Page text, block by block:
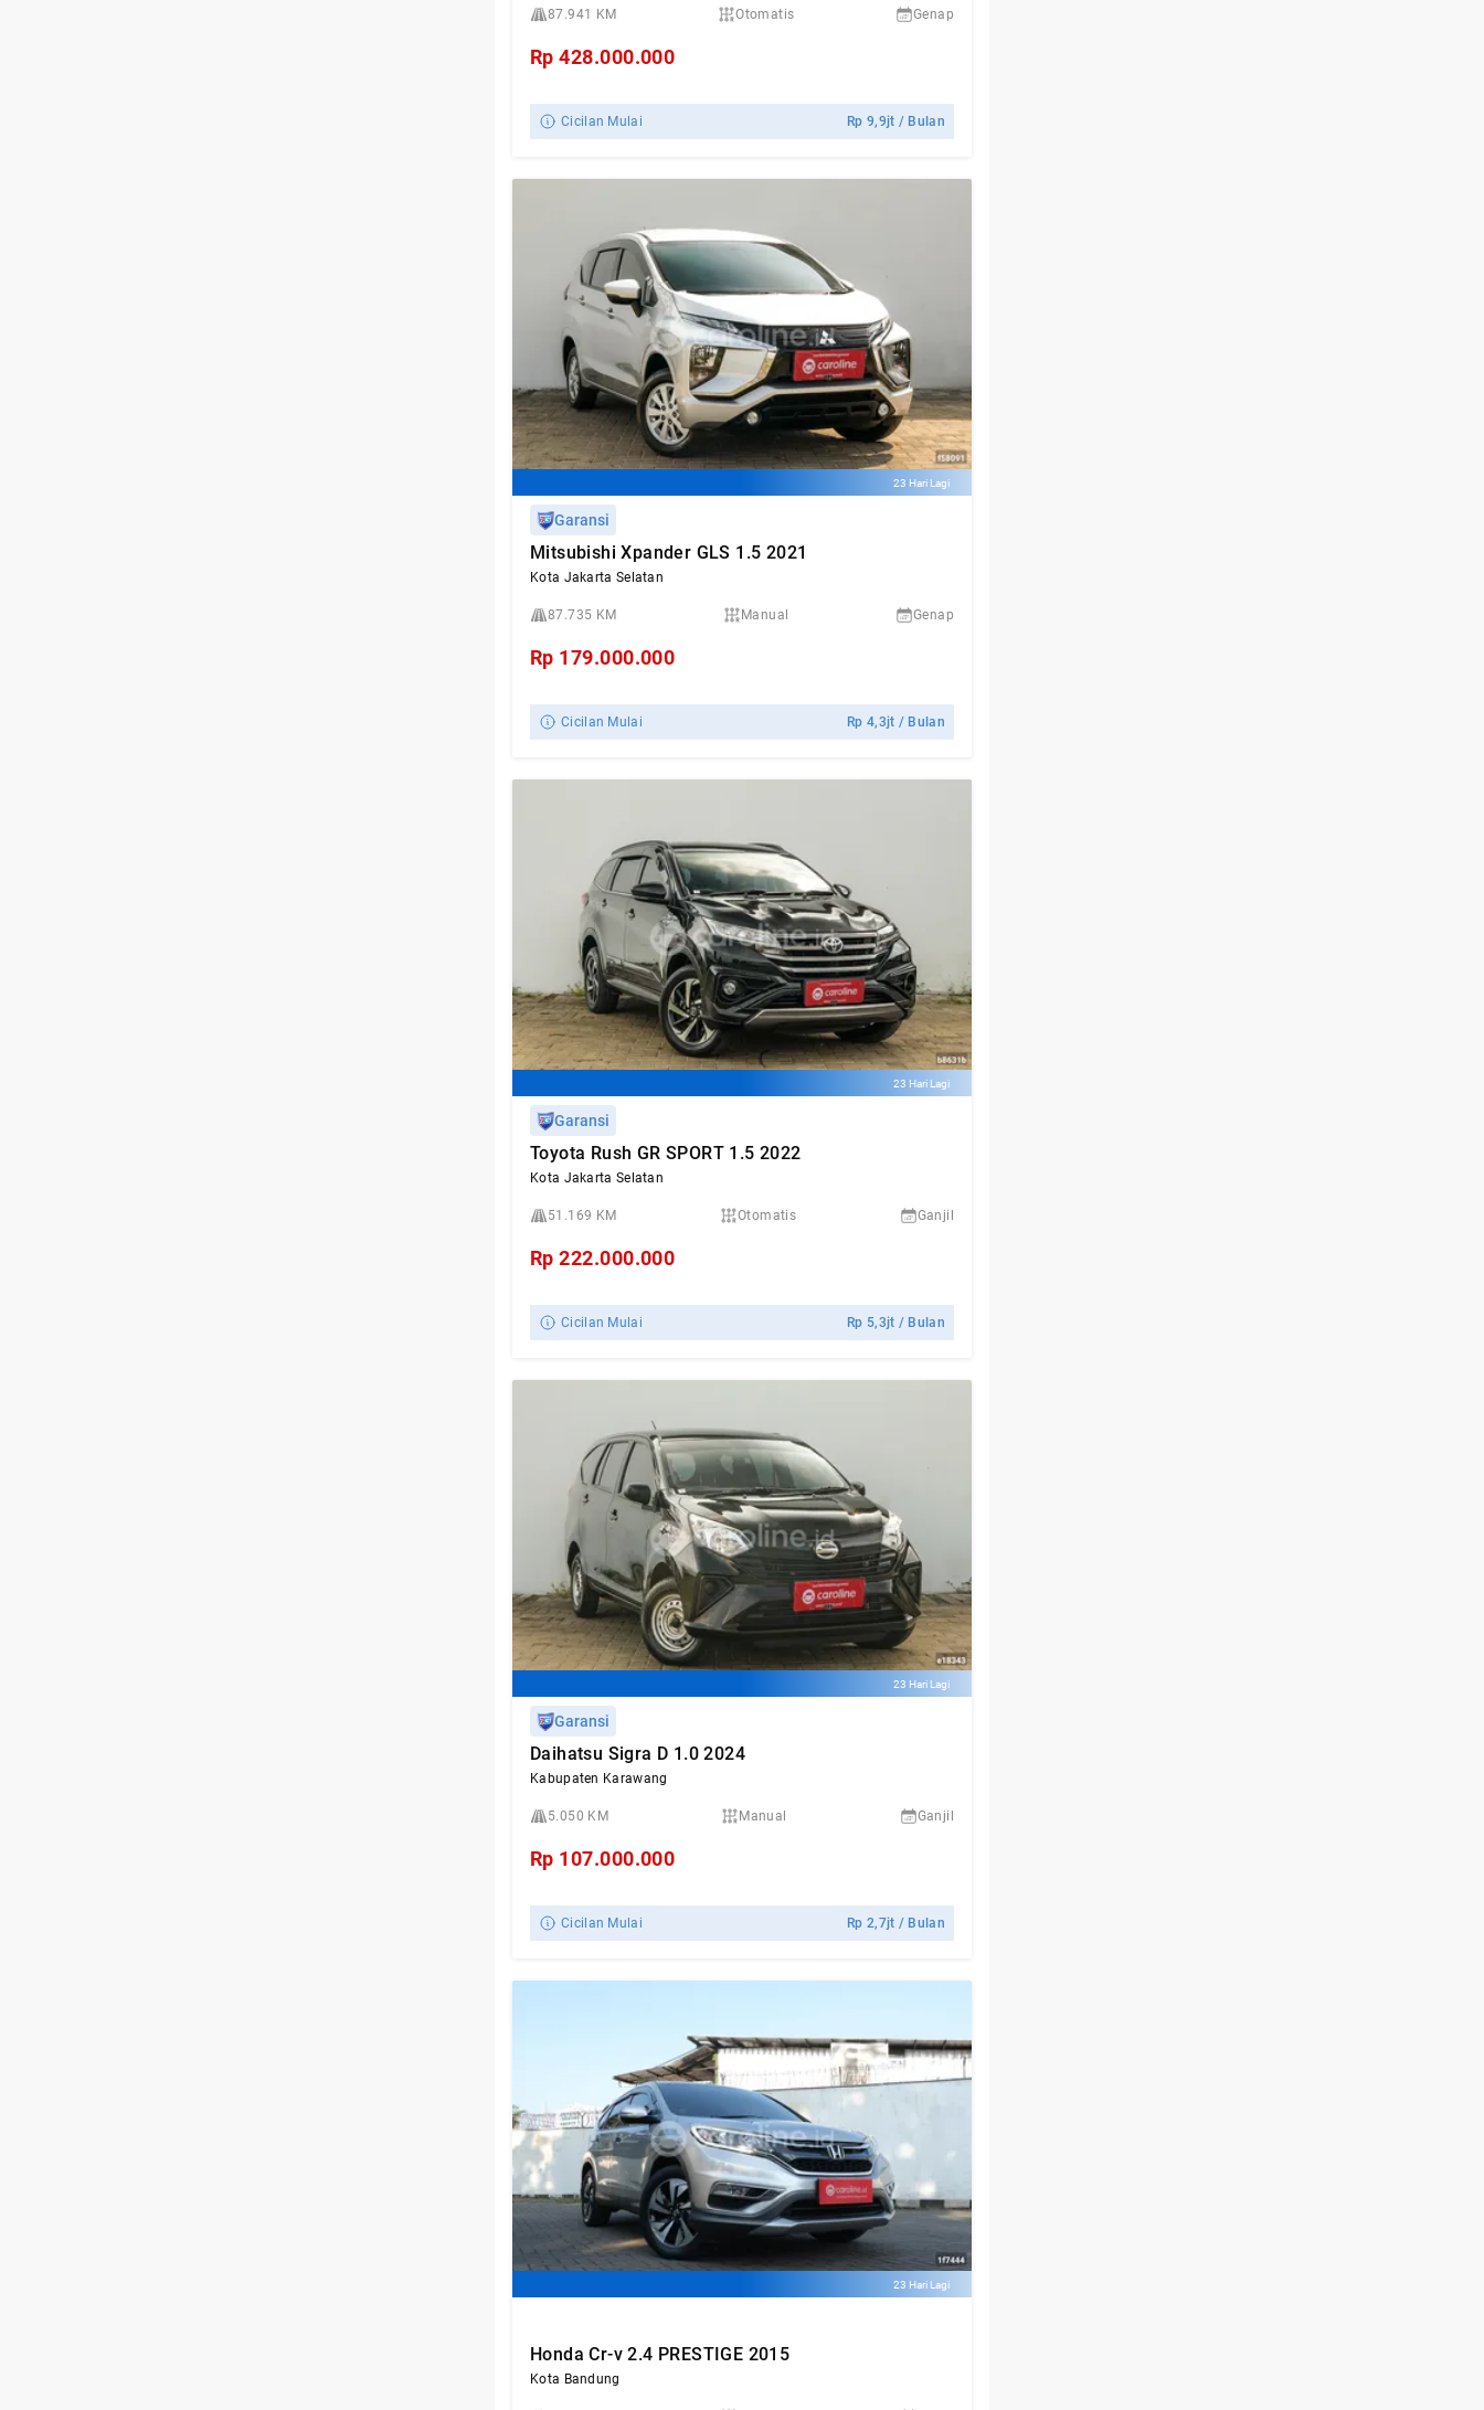
87.941 KM Otomatis Genap
Rp428.000.000
Cicilan Mulai Rp9,9jt / Bulan
23 Hari Lagi
Garansi
Mitsubishi Xpander GLS 1.5 2021
Kota Jakarta Selatan
87.735 KM Manual Genap
Rp 179.000.000
Cicilan Mulai Rp4,3jt / Bulan
23 Hari Lagi
Garansi
Toyota Rush GR SPORT 1.5 2022
Kota Jakarta Selatan
51.169 KM Otomatis Ganjil
Rp222.000.000
Cicilan Mulai Rp 5,3jt / Bulan
23 Hari Lagi
Garansi
Daihatsu Sigra D 1.0 2024
Kabupaten Karawang
5.050 KM Manual Ganjil
Rp 107.000.000
Cicilan Mulai Rp2,7jt / Bulan
23 Hari Lagi
Honda Cr-v 2.4 PRESTIGE 2015
Kota Bandung